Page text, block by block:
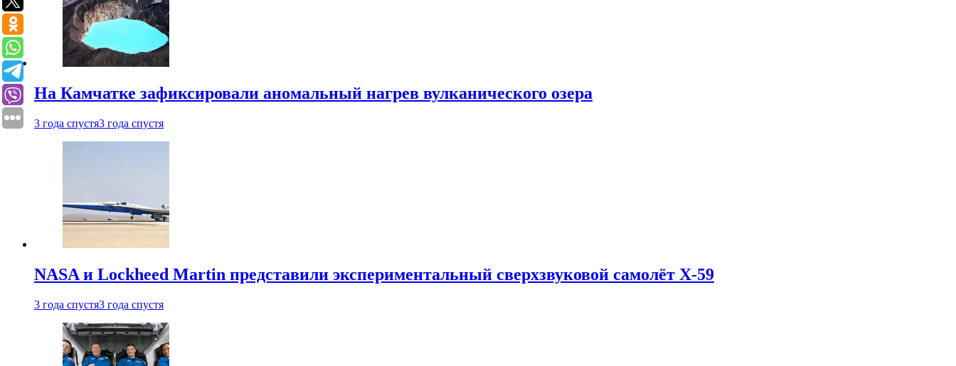
На Камчатке зафиксировали аномальный нагрев вулканического озера
3 года спустя3 года спустя
NASA и Lockheed Martin представили экспериментальный сверхзвуковой самолёт X-59
3 года спустя3 года спустя